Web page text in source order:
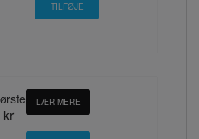
LÆR MERE